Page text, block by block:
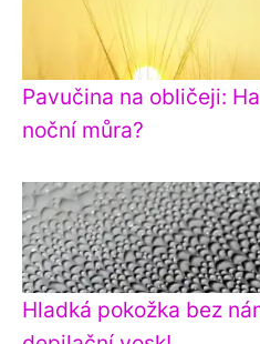
Pavučina na obličeji:
noční můra?
Hladká pokožka bez